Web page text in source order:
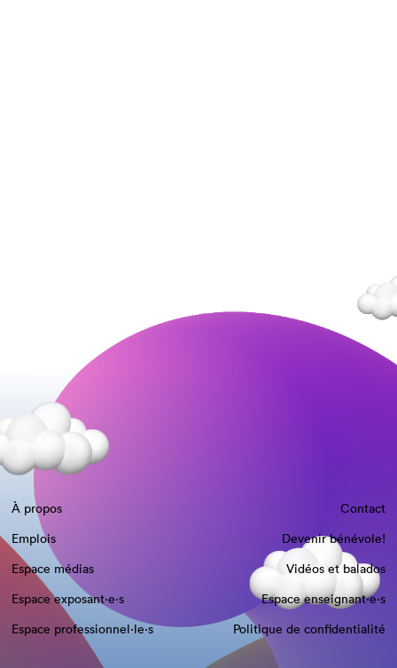
À propos
Contact
Emplois
Devenir bénévole!
Espace médias
Vidéos et balados
Espace exposant·e⋅s
Espace enseignant·e⋅s
Espace professionnel·le⋅s
Politique de confidentialité